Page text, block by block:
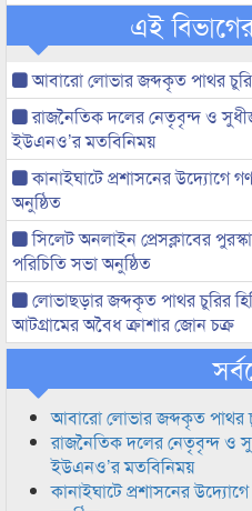
এই
আবারো লোভার জব্দকৃত পাথর চুরি
রাজনৈতিক দলের নেতৃবৃন্দ ও
ইউএনও’র মতবিনিময়
কানাইঘাটে প্রশাসনের উদ্যোগে
অনুষ্ঠিত
সিলেট অনলাইন প্রেসক্লাবের
পরিচিতি সভা অনুষ্ঠিত
লোভাছড়ার জব্দকৃত পাথর চুরির
আটগ্রামের অবৈধ ক্রাশার জোন চক্র
আবারো লোভার জব্দকৃত পাথর
রাজনৈতিক দলের নেতৃবৃন্দ ও
ইউএনও’র মতবিনিময়
কানাইঘাটে প্রশাসনের